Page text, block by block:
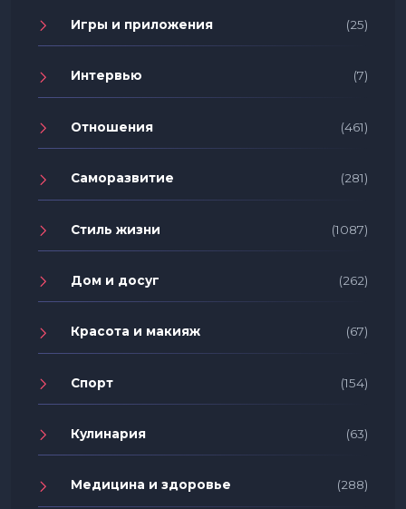
Игры и приложения (25)
Интервью (7)
Отношения (461)
Саморазвитие (281)
Стиль жизни (1087)
Дом и досуг (262)
Красота и макияж (67)
Спорт (154)
Кулинария (63)
Медицина и здоровье (288)